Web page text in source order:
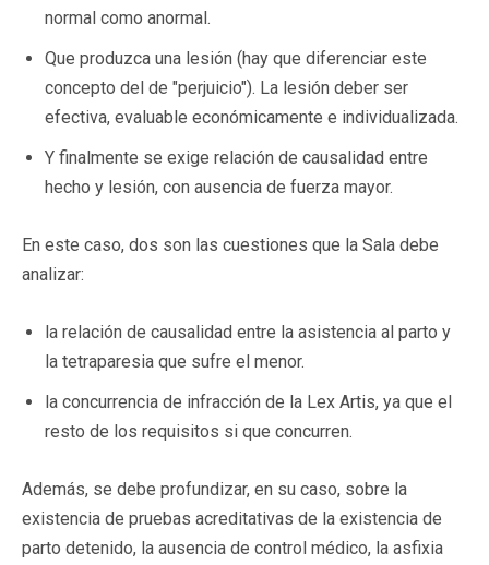
normal como anormal.
Que produzca una lesión (hay que diferenciar este
concepto del de "perjuicio"). La lesión deber ser
efectiva, evaluable económicamente e individualizada.
Y finalmente se exige relación de causalidad entre
hecho y lesión, con ausencia de fuerza mayor.
En este caso, dos son las cuestiones que la Sala debe
analizar:
la relación de causalidad entre la asistencia al parto y
la tetraparesia que sufre el menor.
la concurrencia de infracción de la Lex Artis, ya que el
resto de los requisitos si que concurren.
Además, se debe profundizar, en su caso, sobre la
existencia de pruebas acreditativas de la existencia de
parto detenido, la ausencia de control médico, la asfixia